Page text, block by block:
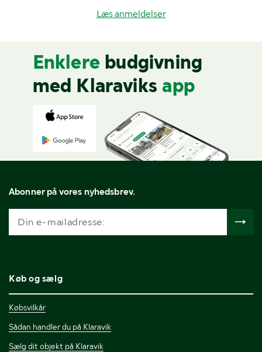
Læs anmeldelser
Enklere budgivning
med Klaraviks app
Abonner på vores nyhedsbrev.
Køb og sælg
Købsvilkår
Sådan handler du på Klaravik
Sælg dit objekt på Klaravik